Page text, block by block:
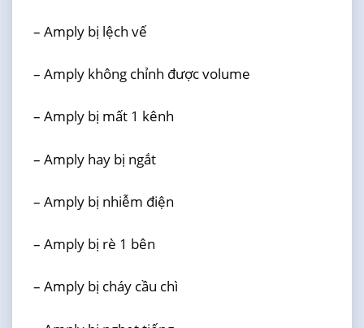
– Amply bị lệch vế
– Amply không chỉnh được volume
– Amply bị mất 1 kênh
– Amply hay bị ngắt
– Amply bị nhiễm điện
– Amply bị rè 1 bên
– Amply bị cháy cầu chì